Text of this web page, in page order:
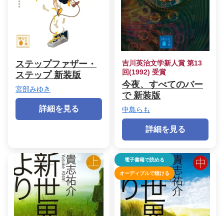
ステップファザー・
ステップ 新装版
宮部みゆき
詳細を見る
吉川英治文学新人賞 第13
回(1992) 受賞
今夜、すべてのバー
で 新装版
中島らも
詳細を見る
電子書籍で読める
オーディブルで聴ける